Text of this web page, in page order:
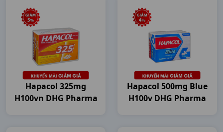
Hapacol 325mg
H100vn DHG Pharma
Hapacol 500mg Blue
H100v DHG Pharma